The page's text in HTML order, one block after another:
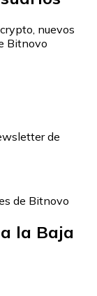
nuevos
Bitnovo
de
de Bitnovo
la Baja